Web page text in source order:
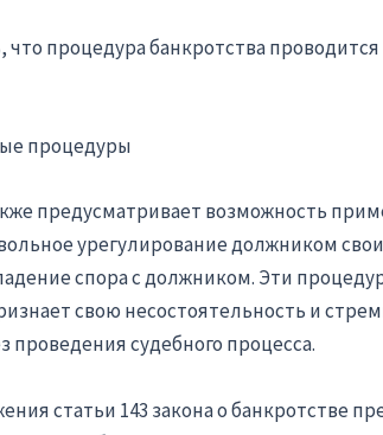
процедура банкротства
процедуры
предусматривает возможность
урегулирование должником
спора с должником. Эти
свою несостоятельность и
проведения судебного процесса.
статьи 143 закона о банкротстве